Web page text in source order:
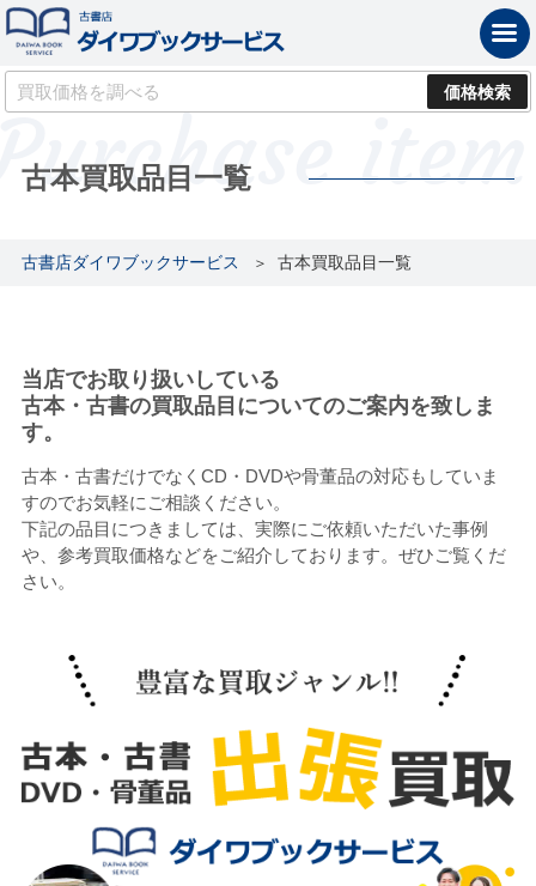
古本買取品目一覧
古書店ダイワブックサービス 古本買取品目一覧
当店でお取り扱いしている
古本・古書の買取品目についてのご案内を致しま
す。
古本・古書だけでなくCD・DVDや骨董品の対応もしていま
すのでお気軽にご相談ください。
下記の品目につきましては、実際にご依頼いただいた事例
や、参考買取価格などをご紹介しております。ぜひご覧くだ
さい。